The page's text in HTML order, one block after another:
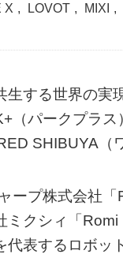
X , LOVOT , MIXI ,
生する世界の実
（パークプラ
SHIBUYA（
ープ株式会社
ミクシィ「
代表するロボッ